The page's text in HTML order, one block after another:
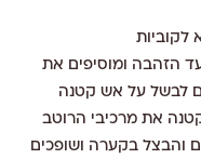
לקוביות
הזהבה ומוסיפים את
לבשל על אש קטנה
את מרכיבי הרוטב
והבצל בקערה ושופכים